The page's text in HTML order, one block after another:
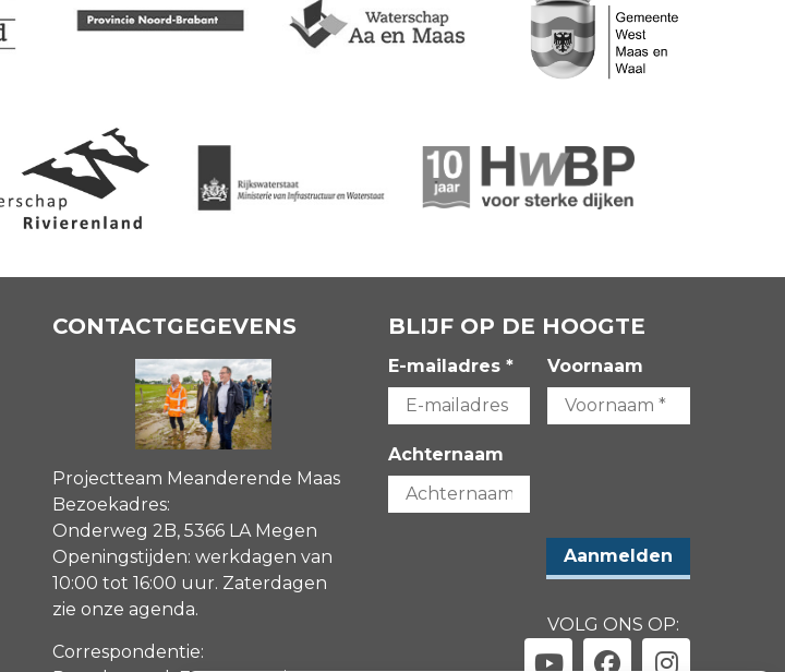
CONTACTGEGEVENS
Projectteam Meanderende Maas
Bezoekadres:
Onderweg 2B, 5366 LA Megen
Openingstijden: werkdagen van
10:00 tot 16:00 uur. Zaterdagen
zie onze agenda.
Correspondentie:
BLIJF OP DE HOOGTE
E-mailadres * Voornaam
Achternaam
VOLG ONS OP: